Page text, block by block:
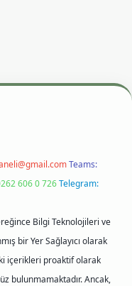
Teams:
606 0 726Telegram:
Bilgi Teknolojileri ve
bir Yer Sağlayıcı olarak
içerikleri proaktif olarak
bulunmamaktadır. Ancak,